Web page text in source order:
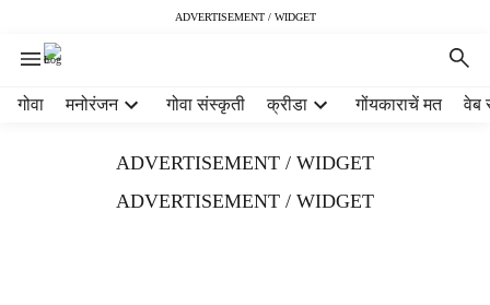
ADVERTISEMENT / WIDGET
गोवा मनोरंजन गोवा संस्कृती क्रीडा गोंयकाराचें मत वेब
ADVERTISEMENT / WIDGET
ADVERTISEMENT / WIDGET